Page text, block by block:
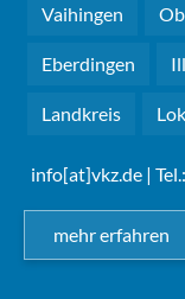
Vaihingen
Eberdingen
Landkreis
info[at]vkz.de |
mehr erfahren